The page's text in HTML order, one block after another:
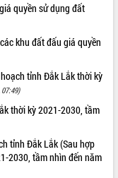
quyền sử dụng đất
khu đất đấu giá quyền
tỉnh Đắk Lắk thời kỳ
thời kỳ 2021-2030, tầm
tỉnh Đắk Lắk (Sau hợp
2030, tầm nhìn đến năm